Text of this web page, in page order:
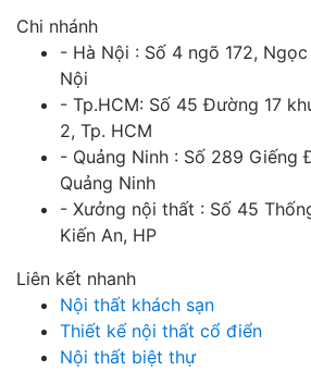
Chi nhánh
- Hà Nội : Số 4 ngõ 172,
Nội
- Tp.HCM: Số 45 Đường 17
2, Tp. HCM
- Quảng Ninh : Số 289 Giếng
Quảng Ninh
- Xưởng nội thất : Số 45
Kiến An, HP
Liên kết nhanh
Nội thất khách sạn
Thiết kế nội thất cổ điển
Nội thất biệt thự